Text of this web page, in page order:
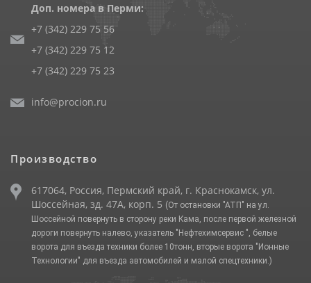
Доп. номера в Перми:
+7 (342) 229 75 56
+7 (342) 229 75 12
+7 (342) 229 75 23
info@procion.ru
Производство
617064, Россия, Пермский край, г. Краснокамск, ул.
Шоссейная, зд. 47А, корп. 5 (От остановки "АТП" на ул.
Шоссейной повернуть в сторону реки Кама, после первой железной
дороги повернуть налево, указатель "Нефтехимсервис ", белые
ворота для въезда техники более 10тонн, вторые ворота "Ионные
Технологии" для въезда автомобилей и малой спецтехники.)